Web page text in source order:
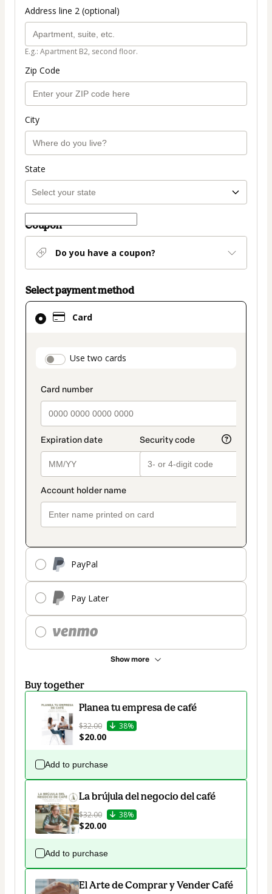
Address line 2 (optional)
E.g.: Apartment B2, second floor.
Zip Code
City
State
Coupon
Do you have a coupon?
Select payment method
Card
payment_data.section_title_v2
Use two cards
PayPal
Pay Later
Show more
Card
selected
method
Buy together
Planea tu empresa de café
$32.00 38%
$20.00
Add to purchase
La brújula del negocio del café
$32.00 38%
$20.00
Add to purchase
El Arte de Comprar y Vender Café